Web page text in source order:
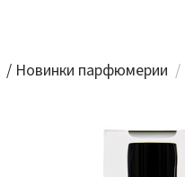
/ Новинки парфюмерии /